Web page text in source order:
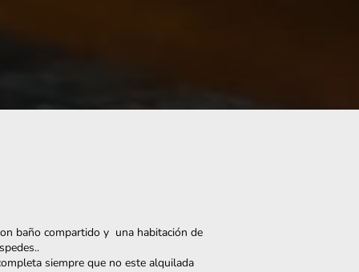
baño compartido y una habitación de
siempre que no este alquilada